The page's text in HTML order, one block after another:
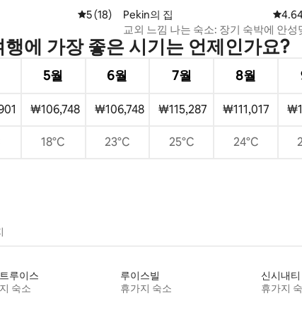
평점 5점(5점 만점), 후기 18개
5 (18)
Pekin의 집 평점
교외 느낌 나는 숙소: 장기 숙박에 안성
인 침실 3개 숙소
행에 가장 좋은 시기는 언제인가요?
5월 6월 7월 8월
₩106,748 ₩106,748 ₩115,287 ₩111,017
18°C 23°C 25°C 24°C
루이스
숙소
루이스빌
휴가지 숙소
신시내티
휴가지